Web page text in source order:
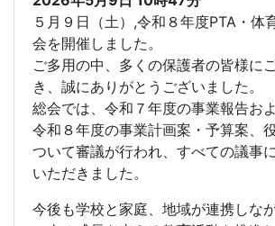
５月９日（土）,令和８年度PTA・体
会を開催しました。
ご多用の中、多くの保護者の皆様に
き、誠にありがとうございました。
総会では、令和７年度の事業報告お
令和８年度の事業計画案・予算案、
ついて審議が行われ、すべての議事
いただきました。
今後も学校と家庭、地域が連携しな